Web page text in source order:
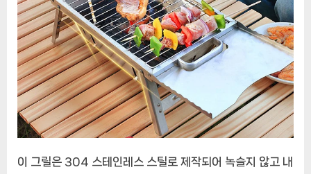
이 그릴은 304 스테인레스 스틸로 제작되어 녹슬지 않고 내